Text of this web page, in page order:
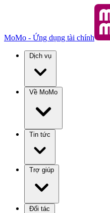
MoMo - Ứng dụng tài chính
Dịch vụ
Về MoMo
Tin tức
Trợ giúp
Đối tác